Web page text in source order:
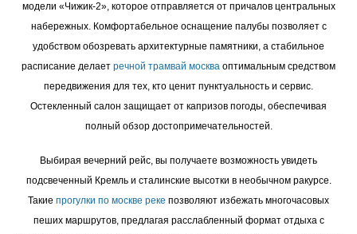
модели «Чижик-2», которое отправляется от причалов центральных
набережных. Комфортабельное оснащение палубы позволяет с
удобством обозревать архитектурные памятники, а стабильное
расписание делает речной трамвай москва оптимальным средством
передвижения для тех, кто ценит пунктуальность и сервис.
Остекленный салон защищает от капризов погоды, обеспечивая
полный обзор достопримечательностей.
Выбирая вечерний рейс, вы получаете возможность увидеть
подсвеченный Кремль и сталинские высотки в необычном ракурсе.
Такие прогулки по москве реке позволяют избежать многочасовых
пеших маршрутов, предлагая расслабленный формат отдыха с